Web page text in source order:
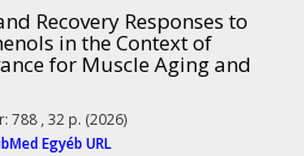
Recovery Responses to
in the Context of
for Muscle Aging and
788 , 32 p. (2026)
Egyéb URL